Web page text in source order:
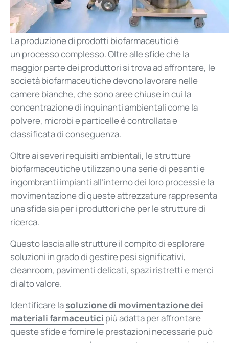
La produzione di prodotti biofarmaceuticiè
un processo complesso. Oltre alle sfide che la
maggior parte dei produttori si trova ad affrontare, le
società biofarmaceutiche devono lavorare nelle
camere bianche, che sono aree chiuse in cui la
concentrazione di inquinanti ambientali come la
polvere, microbi e particelleécontrollata e
classificata di conseguenza.
Oltre ai severi requisiti ambientali, le strutture
biofarmaceutiche utilizzano una serie di pesanti e
ingombranti impianti all’interno dei loro processi e la
movimentazione di queste attrezzature rappresenta
una sfida sia per i produttori che per le strutture di
ricerca.
Questo lascia alle strutture il compito di esplorare
soluzioni in grado di gestire pesi significativi,
cleanroom, pavimenti delicati, spazi ristretti e merci
di alto valore.
Identificare lasoluzione di movimentazione dei
materiali farmaceutici più adatta per affrontare
queste sfide e fornire le prestazioni necessarie può